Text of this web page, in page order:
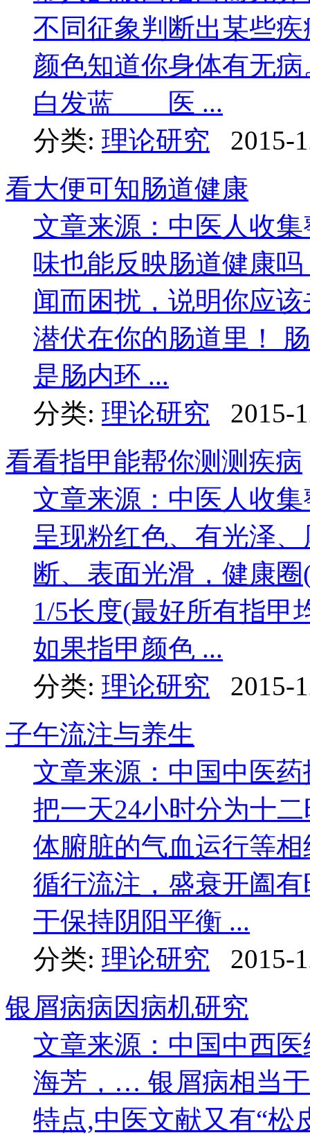
不同征象判断出某些
颜色知道你身体有无
白发蓝 医 ...
分类: 理论研究
2015-
看大便可知肠道健康
文章来源：中医人收
味也能反映肠道健康
闻而困扰，说明你应
潜伏在你的肠道里！
是肠内环 ...
分类: 理论研究
2015-
看看指甲能帮你测测疾病
文章来源：中医人
呈现粉红色、有光泽
断、表面光滑，健康
1/5长度(最好所有指甲
如果指甲颜色 ...
分类: 理论研究
2015-
子午流注与养生
文章来源：中国中医
把一天24小时分为十
体腑脏的气血运行等
循行流注，盛衰开阖
于保持阴阳平衡 ...
分类: 理论研究
2015-
银屑病病因病机研究
文章来源：中国中西
海芳，… 银屑病相当
特点,中医文献又有“松